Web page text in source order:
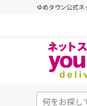
ゆめタウン公式ネ